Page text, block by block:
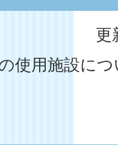
更
使用施設に